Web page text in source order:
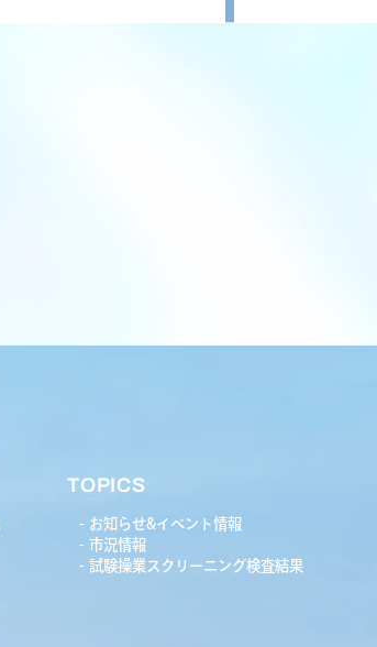
TOPICS
お知らせ&イベント情報
市況情報
試験操業スクリーニング検査結果